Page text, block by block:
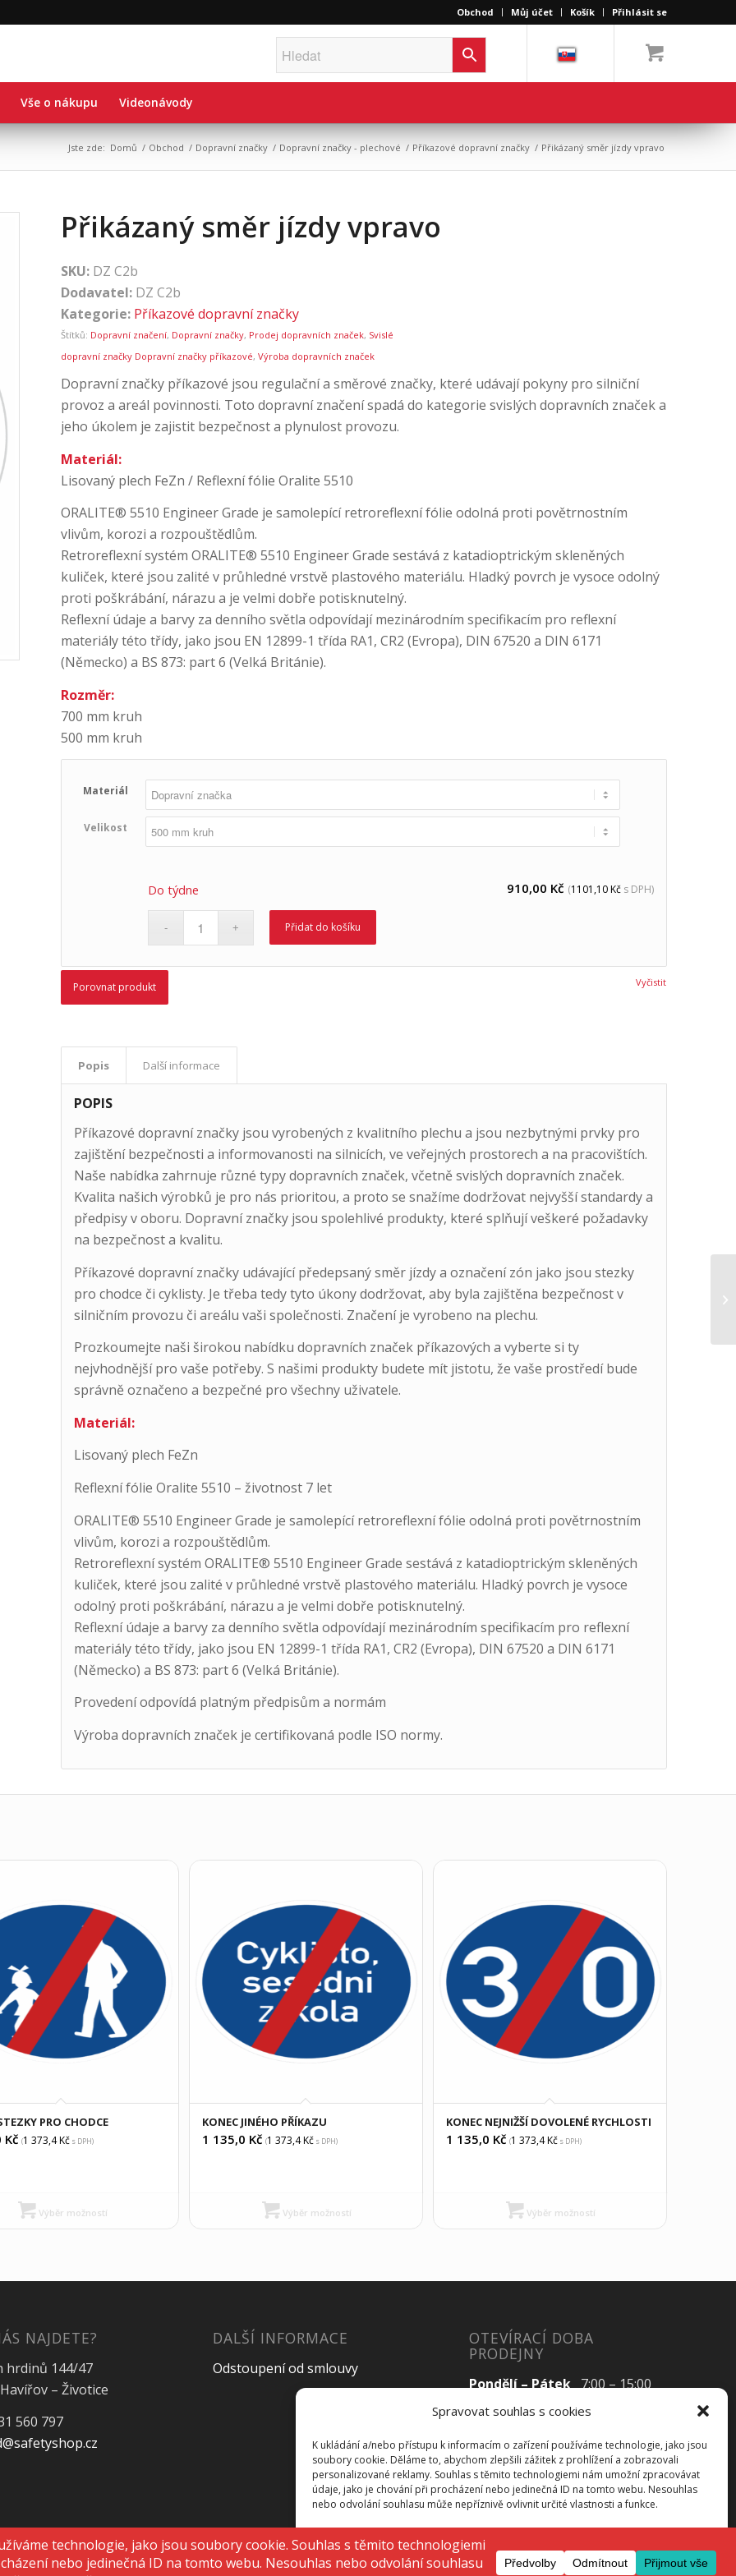
Spravovat souhlas s cookies
K ukládání a/nebo přístupu k informacím o zařízení používáme technologie, jako jsou
soubory cookie. Děláme to, abychom zlepšili zážitek z prohlížení a zobrazovali
personalizované reklamy. Souhlas s těmito technologiemi nám umožní zpracovávat
údaje, jako je chování při procházení nebo jedinečná ID na tomto webu. Nesouhlas
nebo odvolání souhlasu může nepříznivě ovlivnit určité vlastnosti a funkce.
Přijmout Odmítnout Zobrazit předvolby
Obchod Můj účet Košík Přihlásit se
Vše o nákupu Videonávody
Jste zde: Domů / Obchod / Dopravní značky / Dopravní značky - plechové / Příkazové dopravní značky / Přikázaný směr jízdy vpravo
Přikázaný směr jízdy vpravo
SKU: DZ C2b
Dodavatel: DZ C2b
Kategorie: Příkazové dopravní značky
Štítků: Dopravní značení, Dopravní značky, Prodej dopravních značek, Svislé
dopravní značky Dopravní značky příkazové, Výroba dopravních značek
Dopravní značky příkazové jsou regulační a směrové značky, které udávají pokyny pro silniční
provoz a areál povinnosti. Toto dopravní značení spadá do kategorie svislých dopravních značek a
jeho úkolem je zajistit bezpečnost a plynulost provozu.
Materiál:
Lisovaný plech FeZn / Reflexní fólie Oralite 5510
ORALITE® 5510 Engineer Grade je samolepící retroreflexní fólie odolná proti povětrnostním
vlivům, korozi a rozpouštědlům.
Retroreflexní systém ORALITE® 5510 Engineer Grade sestává z katadioptrickým skleněných
kuliček, které jsou zalité v průhledné vrstvě plastového materiálu. Hladký povrch je vysoce odolný
proti poškrábání, nárazu a je velmi dobře potisknutelný.
Reflexní údaje a barvy za denního světla odpovídají mezinárodním specifikacím pro reflexní
materiály této třídy, jako jsou EN 12899-1 třída RA1, CR2 (Evropa), DIN 67520 a DIN 6171
(Německo) a BS 873: part 6 (Velká Británie).
Rozměr:
700 mm kruh
500 mm kruh
Materiál
Velikost
Vyčistit
910,00 Kč (1101,10Kč s DPH)
Do týdne
Přidat do košíku
Porovnat produkt
Popis Další informace
POPIS
Příkazové dopravní značky jsou vyrobených z kvalitního plechu a jsou nezbytnými prvky pro
zajištění bezpečnosti a informovanosti na silnicích, ve veřejných prostorech a na pracovištích.
Naše nabídka zahrnuje různé typy dopravních značek, včetně svislých dopravních značek.
Kvalita našich výrobků je pro nás prioritou, a proto se snažíme dodržovat nejvyšší standardy a
předpisy v oboru. Dopravní značky jsou spolehlivé produkty, které splňují veškeré požadavky
na bezpečnost a kvalitu.
Příkazové dopravní značky udávající předepsaný směr jízdy a označení zón jako jsou stezky
pro chodce či cyklisty. Je třeba tedy tyto úkony dodržovat, aby byla zajištěna bezpečnost v
silničním provozu či areálu vaši společnosti. Značení je vyrobeno na plechu.
Prozkoumejte naši širokou nabídku dopravních značek příkazových a vyberte si ty
nejvhodnější pro vaše potřeby. S našimi produkty budete mít jistotu, že vaše prostředí bude
správně označeno a bezpečné pro všechny uživatele.
Materiál:
Lisovaný plech FeZn
Reflexní fólie Oralite 5510 – životnost 7 let
ORALITE® 5510 Engineer Grade je samolepící retroreflexní fólie odolná proti povětrnostním
vlivům, korozi a rozpouštědlům.
Retroreflexní systém ORALITE® 5510 Engineer Grade sestává z katadioptrickým skleněných
kuliček, které jsou zalité v průhledné vrstvě plastového materiálu. Hladký povrch je vysoce
odolný proti poškrábání, nárazu a je velmi dobře potisknutelný.
Reflexní údaje a barvy za denního světla odpovídají mezinárodním specifikacím pro reflexní
materiály této třídy, jako jsou EN 12899-1 třída RA1, CR2 (Evropa), DIN 67520 a DIN 6171
(Německo) a BS 873: part 6 (Velká Británie).
Provedení odpovídá platným předpisům a normám
Výroba dopravních značek je certifikovaná podle ISO normy.
PRO CHODCE
Kč (1 373,4Kčs DPH)
Výběr možností
KONEC JINÉHO PŘÍKAZU
1 135,0 Kč (1 373,4Kčs DPH)
Výběr možností
KONEC NEJNIŽŠÍ DOVOLENÉ RYCHLOSTI
1 135,0 Kč (1 373,4Kčs DPH)
Výběr možností
NAJDETE?
hrdinů 144/47
– Životice
560 797
DALŠÍ INFORMACE
Odstoupení od smlouvy
OTEVÍRACÍ DOBA
PRODEJNY
Pondělí – Pátek7:00 – 15:00
SobotaZavřeno
NeděleZavřeno
Zásady ochrany osobních údajů Zásady cookies (EU)